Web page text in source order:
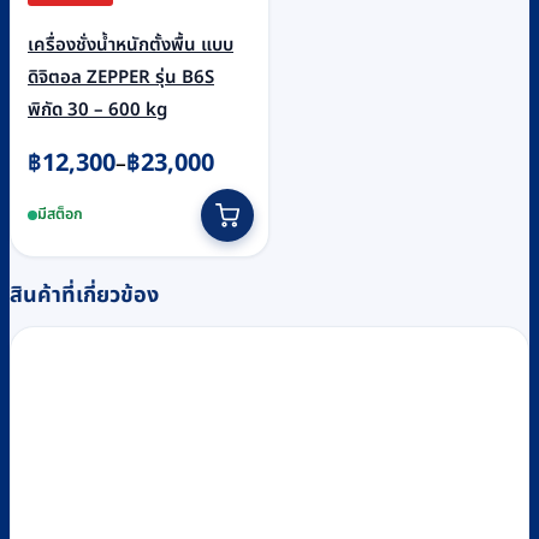
เครื่องชั่งน้ำหนักตั้งพื้น แบบ
ดิจิตอล ZEPPER รุ่น B6S
พิกัด 30 – 600 kg
฿12,300–฿23,000
Price
฿12,300
through
฿23,000
มีสต็อก
product
has
multiple
variants.
สินค้าที่เกี่ยวข้อง